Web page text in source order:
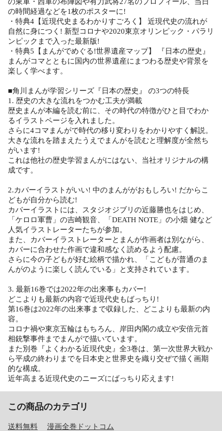
の時間経過などを1枚のポスターに!
・特典4【近現代史まるわかりすごろく】 近現代史の流れが
自然に身につく! 新型コロナや2020東京オリンピック・パラリ
ンピックまで入った最新版!
・特典5【まんがでめぐる!世界遺産マップ】 『日本の歴史』
まんがコマとともに国内の世界遺産にまつわる歴史や背景を
楽しく学べます。
■角川まんが学習シリーズ『日本の歴史』 の3つの特長
1. 歴史の大きな流れをつかむ工夫が満載
歴史まんが本編を読む前に、その時代の特徴がひと目でわか
るイラストページを入れました。
さらに4コマまんがで時代の移り変わりをわかりやすく解説。
大きな流れを踏まえたうえでまんがを読むと理解度が全然ち
がいます!
これは他社の歴史学習まんがにはない、当社オリジナルの構
成です。
2.カバーイラストがいい! 中のまんががおもしろい! だからこ
どもが自分から読む!
カバーイラストには、スタジオジブリの近藤勝也をはじめ、
「ケロロ軍曹」の吉崎観音、「DEATH NOTE」の小畑 健など
人気イラストレーターたちが参加。
また、カバーイラストレーターとまんが作画者は別ながら、
カバーに合わせた作画で違和感なく読めるよう配慮。
さらに今の子どもが好む絵柄で描かれ、「こどもが普通のま
んがのように楽しく読んでいる」と支持されています。
3. 最新16巻では2022年の出来事もカバー!
どこよりも最新の内容で近現代史もばっちり!
第16巻は2022年の出来事まで収録した、どこよりも最新の内
容。
コロナ禍や東京五輪はもちろん、岸田内閣の成立や安倍元首
相銃撃事件までまんがで描いています。
また別巻『よくわかる近現代史』全3巻は、第一次世界大戦か
ら平成の終わりまでを日本史と世界史を織り交ぜで描く画期
的な構成。
近年高まる近現代史のニーズにばっちり応えます!
この商品のカテゴリ
送料無料 漫画全巻ドットコム